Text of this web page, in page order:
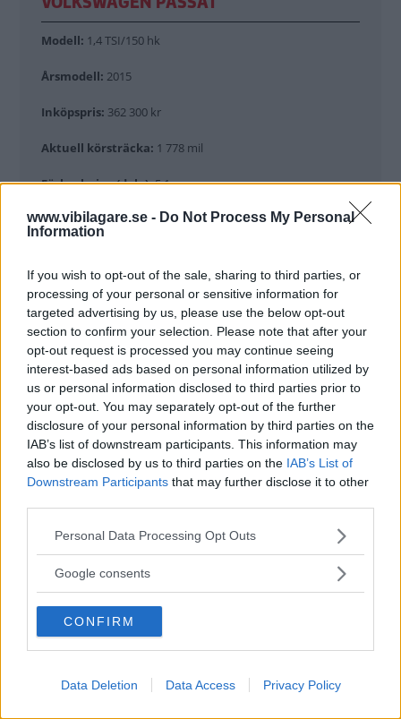
www.vibilagare.se - Do Not Process My Personal
Information
If you wish to opt-out of the sale, sharing to third parties, or
processing of your personal or sensitive information for
targeted advertising by us, please use the below opt-out
section to confirm your selection. Please note that after your
opt-out request is processed you may continue seeing
interest-based ads based on personal information utilized by
us or personal information disclosed to third parties prior to
your opt-out. You may separately opt-out of the further
disclosure of your personal information by third parties on the
IAB’s list of downstream participants. This information may
also be disclosed by us to third parties on the IAB’s List of
Downstream Participants that may further disclose it to other
Please note that this website/app uses one or more Google
not limited to your visit or usage behaviour. You may click to
use your data for below specified purposes in below Google
consent section.
Personal Data Processing Opt Outs
Google consents
CONFIRM
Data Deletion Data Access Privacy Policy
Modell: 1,4 TSI/150 hk
Årsmodell: 2015
Inköpspris: 362 300 kr
Aktuell körsträcka: 1 778 mil
Förbrukning (dek.):5,1
Förbrukning (ViB:s):6,6
VI BILÄGARES LÅNGTESTSTALL
Vi Bilägare köper fem nya bilar per år och kör dem 4 000 mil.
Särskilt intressanta modeller behåller vi längre.
2015 består långteststallet av fjorton testbilar. De är:
Citroën Cactus (2015)
Nissan Qashqai(2015)
Skoda Fabia (2015)
VW Passat(2015)
BMW i3(2014)
(2014)